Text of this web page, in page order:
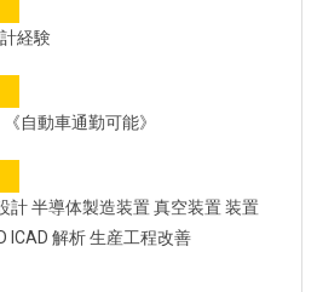
経験
自動車通勤可能》
計 半導体製造装置 真空装置 装置
ICAD 解析 生産工程改善